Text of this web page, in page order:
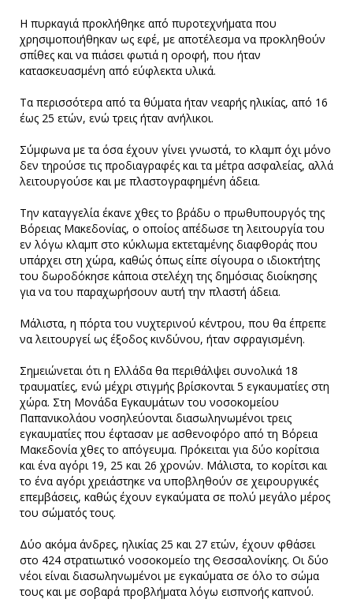
Η πυρκαγιά προκλήθηκε από πυροτεχνήματα που
χρησιμοποιήθηκαν ως εφέ, με αποτέλεσμα να προκληθούν
σπίθες και να πιάσει φωτιά η οροφή, που ήταν
κατασκευασμένη από εύφλεκτα υλικά.
Τα περισσότερα από τα θύματα ήταν νεαρής ηλικίας, από 16
έως 25 ετών, ενώ τρεις ήταν ανήλικοι.
Σύμφωνα με τα όσα έχουν γίνει γνωστά, το κλαμπ όχι μόνο
δεν τηρούσε τις προδιαγραφές και τα μέτρα ασφαλείας, αλλά
λειτουργούσε και με πλαστογραφημένη άδεια.
Την καταγγελία έκανε χθες το βράδυ ο πρωθυπουργός της
Βόρειας Μακεδονίας, ο οποίος απέδωσε τη λειτουργία του
εν λόγω κλαμπ στο κύκλωμα εκτεταμένης διαφθοράς που
υπάρχει στη χώρα, καθώς όπως είπε σίγουρα ο ιδιοκτήτης
του δωροδόκησε κάποια στελέχη της δημόσιας διοίκησης
για να του παραχωρήσουν αυτή την πλαστή άδεια.
Μάλιστα, η πόρτα του νυχτερινού κέντρου, που θα έπρεπε
να λειτουργεί ως έξοδος κινδύνου, ήταν σφραγισμένη.
Σημειώνεται ότι η Ελλάδα θα περιθάλψει συνολικά 18
τραυματίες, ενώ μέχρι στιγμής βρίσκονται 5 εγκαυματίες στη
χώρα. Στη Μονάδα Εγκαυμάτων του νοσοκομείου
Παπανικολάου νοσηλεύονται διασωληνωμένοι τρεις
εγκαυματίες που έφτασαν με ασθενοφόρο από τη Βόρεια
Μακεδονία χθες το απόγευμα. Πρόκειται για δύο κορίτσια
και ένα αγόρι 19, 25 και 26 χρονών. Μάλιστα, το κορίτσι και
το ένα αγόρι χρειάστηκε να υποβληθούν σε χειρουργικές
επεμβάσεις, καθώς έχουν εγκαύματα σε πολύ μεγάλο μέρος
του σώματός τους.
Δύο ακόμα άνδρες, ηλικίας 25 και 27 ετών, έχουν φθάσει
στο 424 στρατιωτικό νοσοκομείο της Θεσσαλονίκης. Οι δύο
νέοι είναι διασωληνωμένοι με εγκαύματα σε όλο το σώμα
τους και με σοβαρά προβλήματα λόγω εισπνοής καπνού.